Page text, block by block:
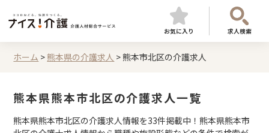
お気に入り 求人検索
ホーム >熊本県の介護求人 >熊本市北区の介護求人
熊本県熊本市北区の介護求人一覧
熊本県熊本市北区の介護求人情報を33件掲載中！熊本県熊本市